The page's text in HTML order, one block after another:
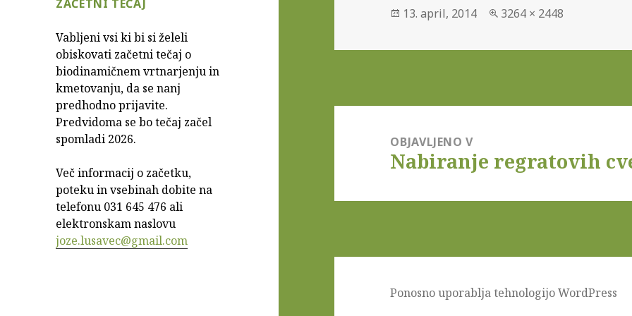
ZAČETNI TEČAJ
Vabljeni vsi ki bi si želeli
obiskovati začetni tečaj o
biodinamičnem vrtnarjenju in
kmetovanju, da se nanj
predhodno prijavite.
Predvidoma se bo tečaj začel
spomladi 2026.
Več informacij o začetku,
poteku in vsebinah dobite na
telefonu 031 645 476 ali
elektronskam naslovu
joze.lusavec@gmail.com
Objavljeno
13. april, 2014
Polna
3264 × 2448
prispevkaOBJAVLJENO V
Nabiranje regratovih
Ponosno uporablja tehnologijo WordPress